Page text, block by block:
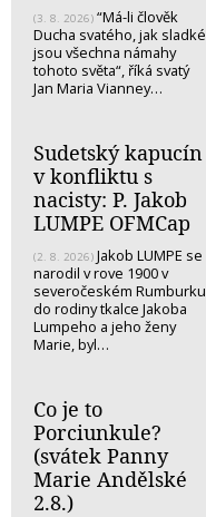
(3. 8. 2026) “Má-li člověk
Ducha svatého, jak sladké
jsou všechna námahy
tohoto světa“, říká svatý
Jan Maria Vianney…
Sudetský kapucín
v konfliktu s
nacisty: P. Jakob
LUMPE OFMCap
(2. 8. 2026) Jakob LUMPE se
narodil v rove 1900 v
severočeském Rumburku
do rodiny tkalce Jakoba
Lumpeho a jeho ženy
Marie, byl…
Co je to
Porciunkule?
(svátek Panny
Marie Andělské
2.8.)